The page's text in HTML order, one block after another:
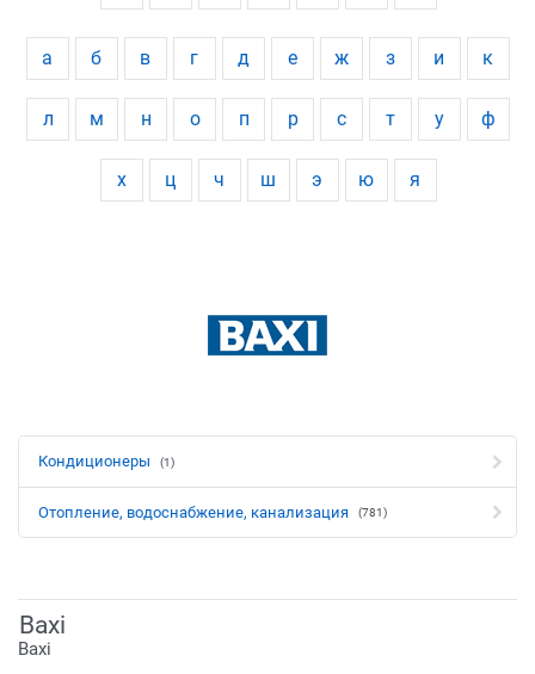
а б в г д е ж з и к
л м н о п р с т у ф
х ц ч ш э ю я
Кондиционеры (1)
Отопление, водоснабжение, канализация (781)
Baxi
Baxi